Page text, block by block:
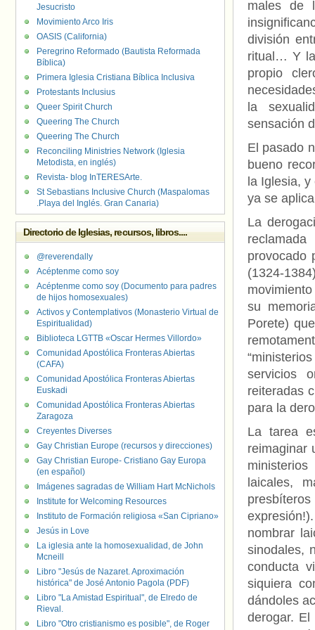
males de
división
ritual… Y
propio
la
sensación
El pasado
bueno
la Iglesia,
ya se
La
provocado
(1324-
su
Porete)
servicios
reiteradas
para la
La tarea
reimaginar
laicales,
nombrar
sinodales,
conducta
siquiera
dándoles
derogar.
Jesucristo
Movimiento Arco Iris
OASIS (California)
Peregrino Reformado (Bautista Reformada
Bíblica)
Primera Iglesia Cristiana Bíblica Inclusiva
Protestants Inclusius
Queer Spirit Church
Queering The Church
Queering The Church
Reconciling Ministries Network (Iglesia
Metodista, en inglés)
Revista- blog InTERESArte.
St Sebastians Inclusive Church (Maspalomas
.Playa del Inglés. Gran Canaria)
Directorio de Iglesias, recursos, libros....
@reverendally
Acéptenme como soy
Acéptenme como soy (Documento para padres
de hijos homosexuales)
Activos y Contemplativos (Monasterio Virtual de
Espiritualidad)
Biblioteca LGTTB «Oscar Hermes Villordo»
Comunidad Apostólica Fronteras Abiertas
(CAFA)
Comunidad Apostólica Fronteras Abiertas
Euskadi
Comunidad Apostólica Fronteras Abiertas
Zaragoza
Creyentes Diverses
Gay Christian Europe (recursos y direcciones)
Gay Christian Europe- Cristiano Gay Europa
(en español)
Imágenes sagradas de William Hart McNichols
Institute for Welcoming Resources
Instituto de Formación religiosa «San Cipriano»
Jesús in Love
La iglesia ante la homosexualidad, de John
Mcneill
Libro "Jesús de Nazaret. Aproximación
histórica" de José Antonio Pagola (PDF)
Libro "La Amistad Espiritual", de Elredo de
Rieval.
Libro "Otro cristianismo es posible", de Roger